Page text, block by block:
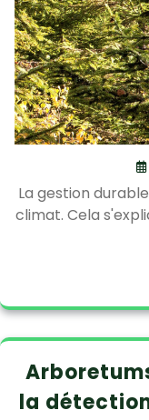
La gestion
climat. Cela
la